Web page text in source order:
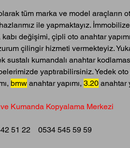
tüm marka ve model araçların
ile yapmaktayız.
değişimi, çipli oto anahtar
çilingir hizmeti vermekteyiz.
sustalı kumandalı anahtar
yaptırabilirsiniz. Yedek oto
bmw anahtar yapımı, 3.20 anahtar
Kumanda Kopyalama Merkezi
51 22    0534 545 59 59